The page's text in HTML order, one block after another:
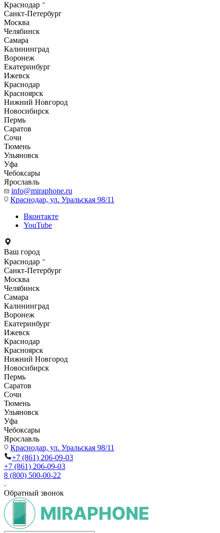
Краснодар
Санкт-Петербург
Москва
Челябинск
Самара
Калининград
Воронеж
Екатеринбург
Ижевск
Краснодар
Красноярск
Нижний Новгород
Новосибирск
Пермь
Саратов
Сочи
Тюмень
Ульяновск
Уфа
Чебоксары
Ярославль
info@miraphone.ru
Краснодар, ул. Уральская 98/11
Вконтакте
YouTube
Ваш город
Краснодар
Санкт-Петербург
Москва
Челябинск
Самара
Калининград
Воронеж
Екатеринбург
Ижевск
Краснодар
Красноярск
Нижний Новгород
Новосибирск
Пермь
Саратов
Сочи
Тюмень
Ульяновск
Уфа
Чебоксары
Ярославль
Краснодар, ул. Уральская 98/11
+7 (861) 206-09-03
+7 (861) 206-09-03
8 (800) 500-00-22
Обратный звонок